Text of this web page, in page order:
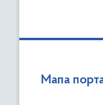
Мапа